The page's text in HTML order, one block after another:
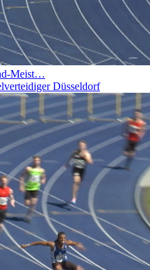
Meist…
Düsseldorf